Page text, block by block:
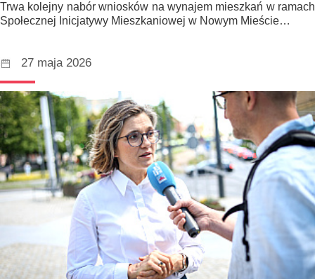
Trwa kolejny nabór wniosków na wynajem mieszkań w ramach
Społecznej Inicjatywy Mieszkaniowej w Nowym Mieście…
27 maja 2026